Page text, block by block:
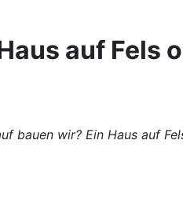
auf Fels
bauen wir? Ein Haus auf